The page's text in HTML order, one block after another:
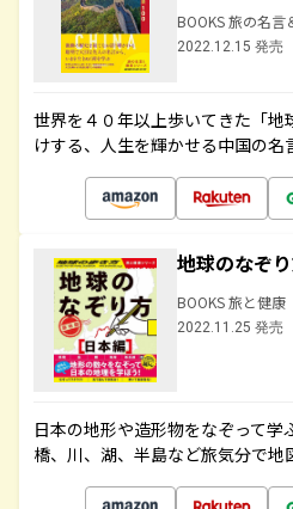
BOOKS 旅の名言
2022.12.15 発売
世界を４０年以上歩いてきた「
けする、人生を輝かせる中国の名
地球のなぞ
BOOKS 旅と健康
2022.11.25 発売
日本の地形や造形物をなぞって
橋、川、湖、半島など旅気分で地